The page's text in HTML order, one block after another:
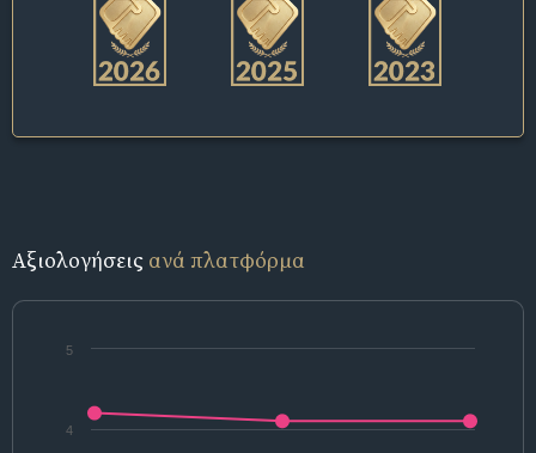
Αξιολογήσεις ανά πλατφόρμα
4
5